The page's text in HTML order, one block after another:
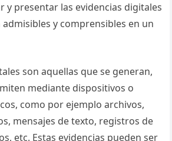
y presentar las evidencias digitales
y comprensibles en un
son aquellas que se generan,
mediante dispositivos o
como por ejemplo archivos,
mensajes de texto, registros de
etc. Estas evidencias pueden ser